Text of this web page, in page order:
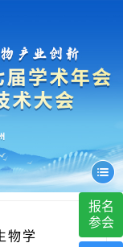
物学
报名
参会